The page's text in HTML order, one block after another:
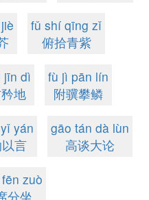
fǔ shí qīng zǐ
俯拾青紫
jīn dì
地
fù jì pān lín
附骥攀鳞
yán
言
gāo tán dà lùn
高谈大论
zuò
分坐